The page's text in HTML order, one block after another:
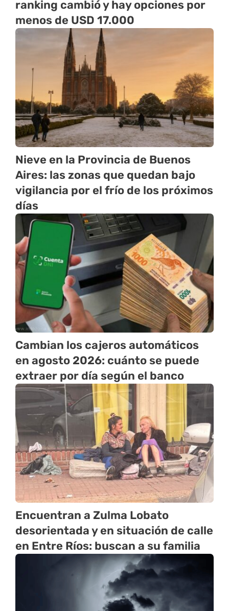
ranking cambió y hay opciones por
menos de USD 17.000
Nieve en la Provincia de Buenos
Aires: las zonas que quedan bajo
vigilancia por el frío de los próximos
días
Cambian los cajeros automáticos
en agosto 2026: cuánto se puede
extraer por día según el banco
Encuentran a Zulma Lobato
desorientada y en situación de calle
en Entre Ríos: buscan a su familia